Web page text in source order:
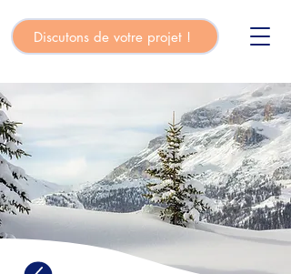
Discutons de votre projet !